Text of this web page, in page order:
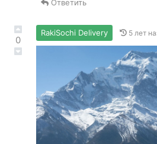
Ответить
0
RakiSochi Delivery 5 лет